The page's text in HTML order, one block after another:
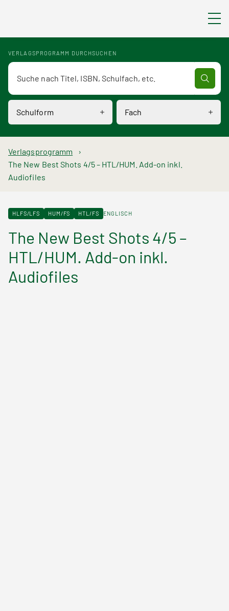
VERLAGSPROGRAMM DURCHSUCHEN
Schulform Fach
Verlagsprogramm Volltextsuche
P
f
d
n
a
v
Verlagsprogramm
The New Best Shots 4/5 – HTL/HUM. Add-on inkl.
Audiofiles
HLFS/LFS HUM/FS HTL/FS ENGLISCH
The New Best Shots 4/5 –
HTL/HUM. Add-on inkl.
Audiofiles